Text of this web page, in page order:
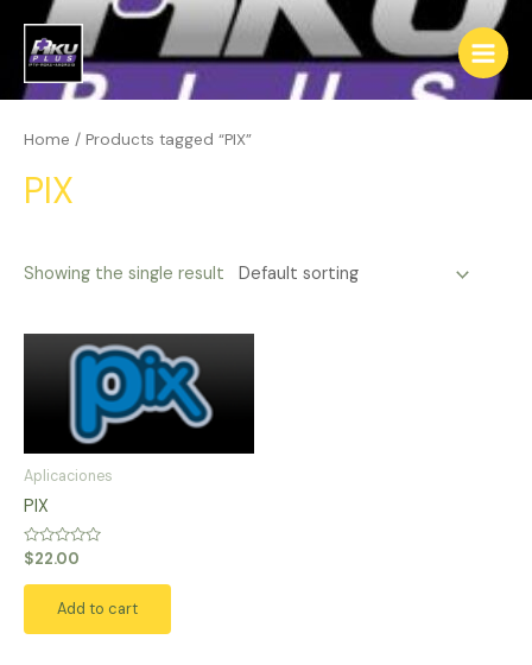
contenido
Main
Home / Products tagged “PIX”
PIX
Showing the single result
Aplicaciones
PIX
Rated
0
out
$22.00
Add to cart